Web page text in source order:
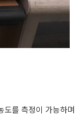
도를 측정이 가능하며